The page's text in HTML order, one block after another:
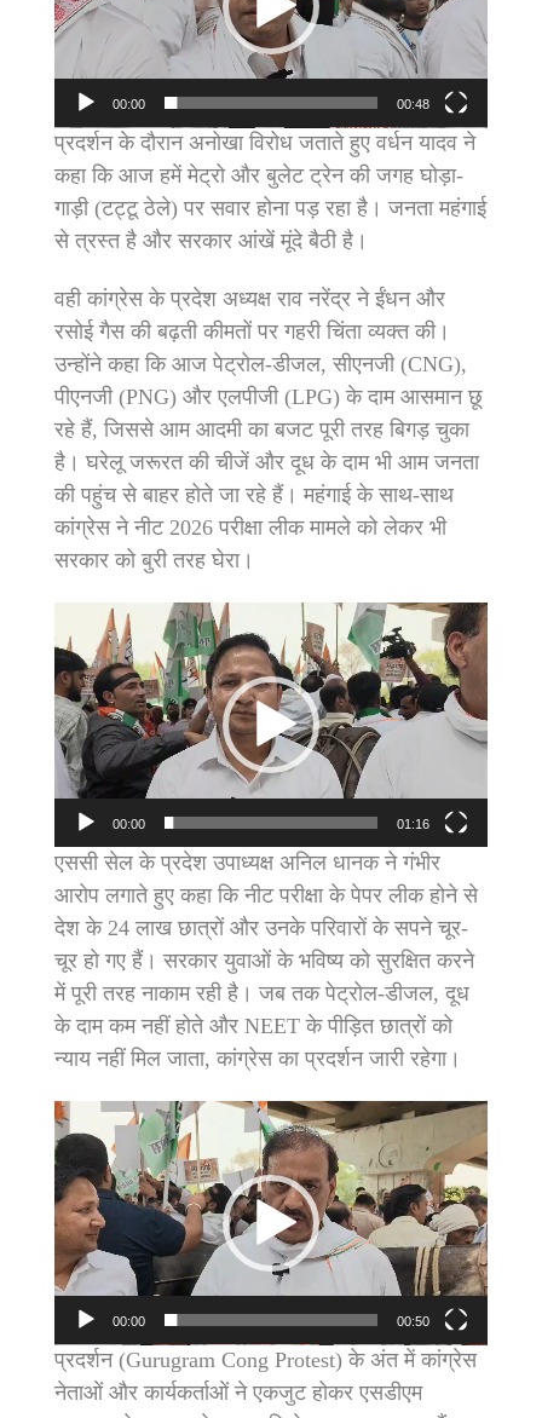
00:00 00:48
प्रदर्शन के दौरान अनोखा विरोध जताते हुए वर्धन यादव ने
कहा कि आज हमें मेट्रो और बुलेट ट्रेन की जगह घोड़ा-
गाड़ी (टट्टू ठेले) पर सवार होना पड़ रहा है। जनता महंगाई
से त्रस्त है और सरकार आंखें मूंदे बैठी है।
वही कांग्रेस के प्रदेश अध्यक्ष राव नरेंद्र ने ईंधन और
रसोई गैस की बढ़ती कीमतों पर गहरी चिंता व्यक्त की।
उन्होंने कहा कि आज पेट्रोल-डीजल, सीएनजी (CNG),
पीएनजी (PNG) और एलपीजी (LPG) के दाम आसमान छू
रहे हैं, जिससे आम आदमी का बजट पूरी तरह बिगड़ चुका
है। घरेलू जरूरत की चीजें और दूध के दाम भी आम जनता
की पहुंच से बाहर होते जा रहे हैं। महंगाई के साथ-साथ
कांग्रेस ने नीट 2026 परीक्षा लीक मामले को लेकर भी
सरकार को बुरी तरह घेरा।
Player
00:00 01:16
एससी सेल के प्रदेश उपाध्यक्ष अनिल धानक ने गंभीर
आरोप लगाते हुए कहा कि नीट परीक्षा के पेपर लीक होने से
देश के 24 लाख छात्रों और उनके परिवारों के सपने चूर-
चूर हो गए हैं। सरकार युवाओं के भविष्य को सुरक्षित करने
में पूरी तरह नाकाम रही है। जब तक पेट्रोल-डीजल, दूध
के दाम कम नहीं होते और NEET के पीड़ित छात्रों को
न्याय नहीं मिल जाता, कांग्रेस का प्रदर्शन जारी रहेगा।
Video
Player
00:00 00:50
प्रदर्शन (Gurugram Cong Protest) के अंत में कांग्रेस
नेताओं और कार्यकर्ताओं ने एकजुट होकर एसडीएम